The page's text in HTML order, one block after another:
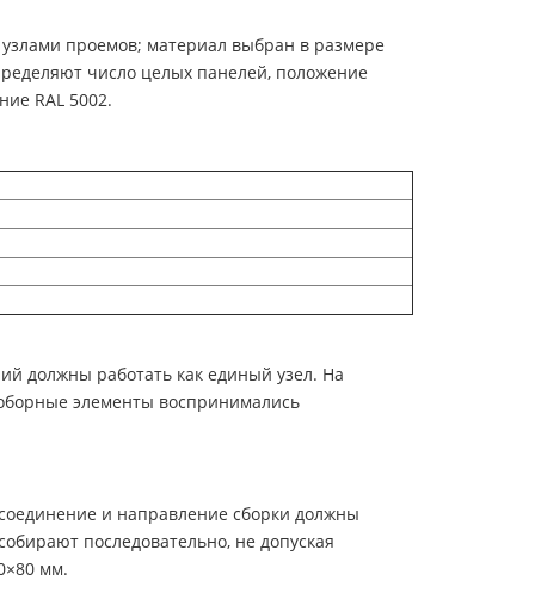
проемов; материал выбран в размере
число целых панелей, положение
RAL 5002.
должны работать как единый узел. На
элементы воспринимались
и направление сборки должны
последовательно, не допуская
мм.